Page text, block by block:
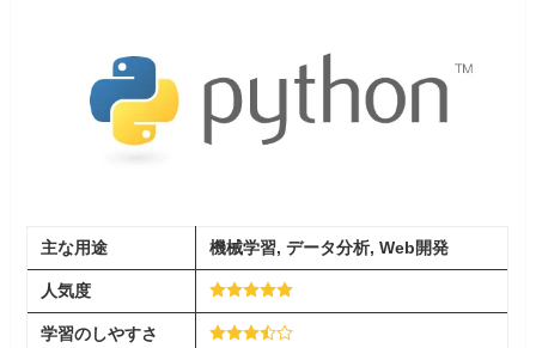
主な用途 機械学習, データ分析, Web開発
人気度
学習のしやすさ